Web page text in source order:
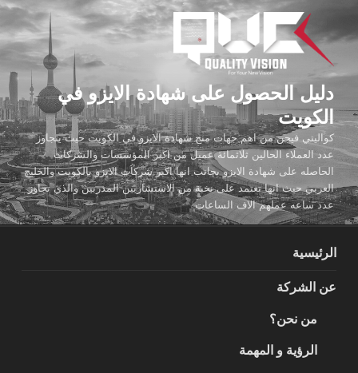
المحتوى
دليل الحصول على شهادة الايزو في
الكويت
كواليتي فيجن من اهم جهات منح شهادة الايزو في الكويت حيث يتجاوز
عدد العملاء الحالين ثلاثمائة عميل من اكبر المؤسسات والشركات
الحاصله على شهادة الايزو بجانب انها اكبر شركات الايزو بالكويت والخليج
العربي حيث انها تعتمد على نخبة من الاستشاريين المدربين والذي تجاوز
عدد ساعه عملهم الاف الساعات
الرئيسية
عن الشركة
من نحن؟
الرؤية و المهمة